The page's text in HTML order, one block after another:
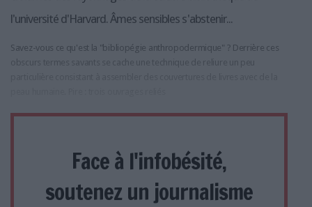
l'université d'Harvard. Âmes sensibles s'abstenir...
Savez-vous ce qu'est la "bibliopégie anthropodermique" ? Derrière ces
obscurs termes savants se cache une technique de reliure un peu
Face à l'infobésité,
soutenez un journalisme